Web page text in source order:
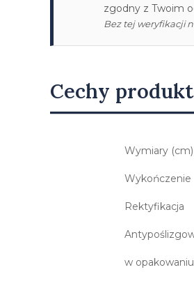
zgodny z Twoim
Bez tej weryfikacji
Cechy
Wymiary (cm)
Wykończenie
Rektyfikacja
w